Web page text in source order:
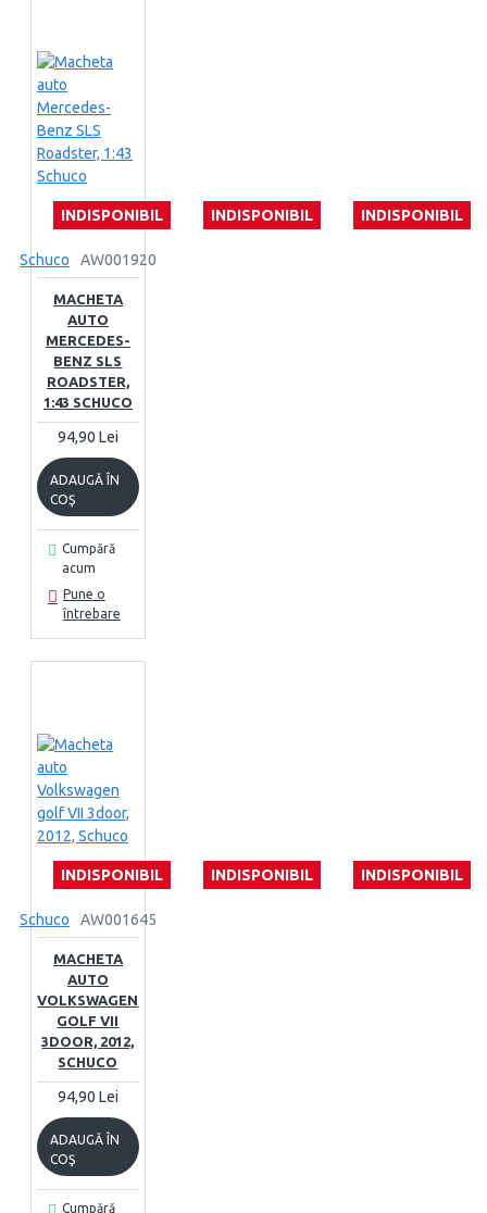
INDISPONIBIL INDISPONIBIL INDISPONIBIL
Schuco AW001920
MACHETA
AUTO
MERCEDES-
BENZ SLS
ROADSTER,
1:43 SCHUCO
94,90 Lei
ADAUGĂ ÎN
COŞ
Cumpără
acum
Pune o
întrebare
INDISPONIBIL INDISPONIBIL INDISPONIBIL
Schuco AW001645
MACHETA
AUTO
VOLKSWAGEN
GOLF VII
3DOOR, 2012,
SCHUCO
94,90 Lei
ADAUGĂ ÎN
COŞ
Cumpără